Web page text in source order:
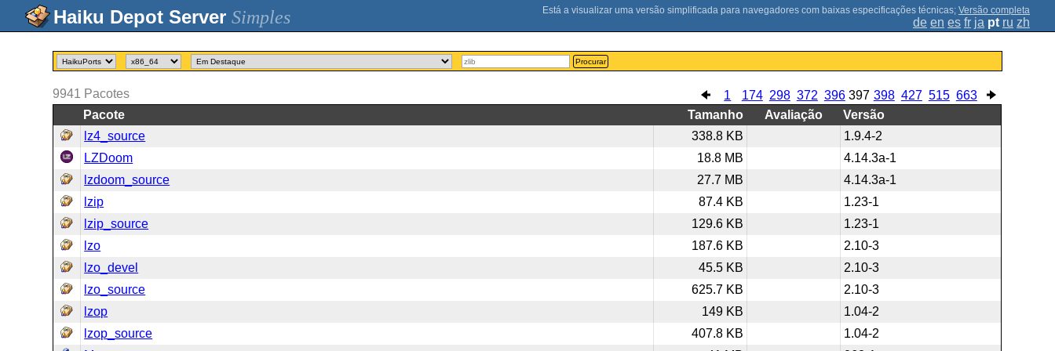
Simples ; Versão completa
de en es fr ja pt ru zh
Procurar
1 174 298 372 396 397 398 427 515 663
9941 Pacotes
Pacote
Tamanho Avaliação
Versão
lz4_source
338.8 KB
1.9.4-2
LZDoom
18.8 MB
4.14.3a-1
lzdoom_source
27.7 MB
4.14.3a-1
lzip
87.4 KB
1.23-1
lzip_source
129.6 KB
1.23-1
lzo
187.6 KB
2.10-3
lzo_devel
45.5 KB
2.10-3
lzo_source
625.7 KB
2.10-3
lzop
149 KB
1.04-2
lzop_source
407.8 KB
1.04-2